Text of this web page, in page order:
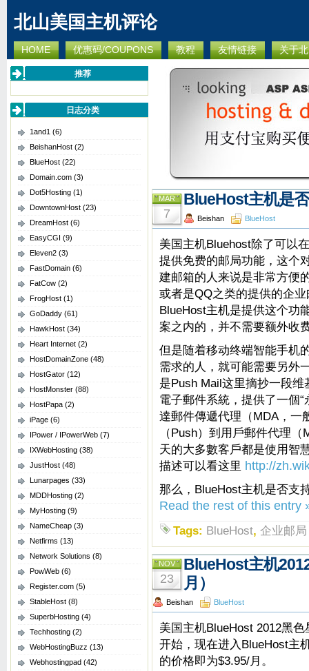
北山美国主机评论
HOME 优惠码/COUPONS 教程 友情链接 关于
推荐
日志分类
1and1 (6)
BeishanHost (2)
BlueHost (22)
Domain.com (3)
Dot5Hosting (1)
DowntownHost (23)
DreamHost (6)
EasyCGI (9)
Eleven2 (3)
FastDomain (6)
FatCow (2)
FrogHost (1)
GoDaddy (61)
HawkHost (34)
Heart Internet (2)
HostDomainZone (48)
HostGator (12)
HostMonster (88)
HostPapa (2)
iPage (6)
IPower / IPowerWeb (7)
IXWebHosting (38)
JustHost (48)
Lunarpages (33)
MDDHosting (2)
MyHosting (9)
NameCheap (3)
Netfirms (13)
Network Solutions (8)
PowWeb (6)
Register.com (5)
StableHost (8)
SuperbHosting (4)
Techhosting (2)
WebHostingBuzz (13)
Webhostingpad (42)
MAR
7
BlueHost主机是
Beishan BlueHost
美国主机Bluehost除了可以
提供免费的邮局功能，这个
建邮箱的人来说是非常方便
或者是QQ之类的提供的企
BlueHost主机是提供这个功
案之内的，并不需要额外收
但是随着移动终端智能手机
需求的人，就可能需要另外
是Push Mail这里摘抄一段
電子郵件系統，提供了一個
達郵件傳遞代理（MDA，一
（Push）到用戶郵件代理
天的大多數客戶都是使用智
描述可以看这里 http://
那么，BlueHost主机是否支
Read the rest of this entry
Tags: BlueHost, 企业邮局
NOV
23
BlueHost主机
月）
Beishan BlueHost
美国主机BlueHost 2012黑
开始，现在进入BlueHost主
的价格即为$3.95/月。